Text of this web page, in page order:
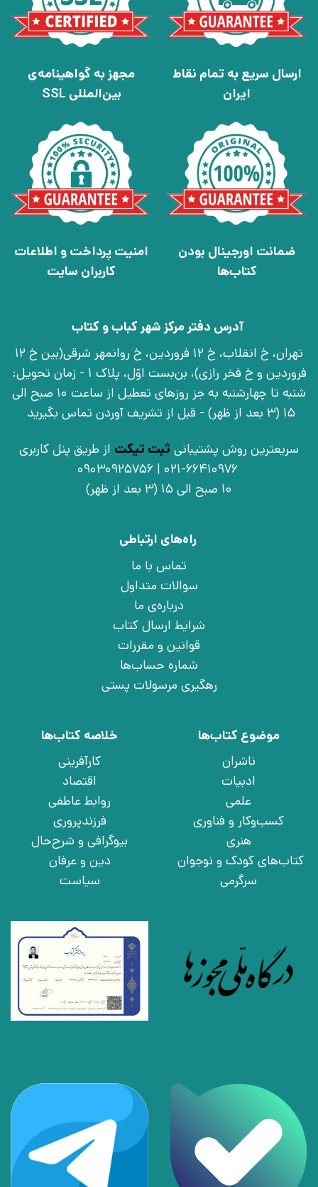
ارسال سریع به تمام نقاط
ایران
مجهز به گواهینامه‌ی
بین‌المللی SSL
ضمانت اورجینال بودن
کتاب‌ها
امنیت پرداخت و اطلاعات
کاربران سایت
آدرس دفتر مرکز شهر کباب و کتاب
تهران، خ انقلاب، خ 12 فروردین، خ روانمهر شرقی(بین خ 12
فروردین و خ فخر رازی)، بن‌بست اوّل، پلاک 1 - زمان تحویل:
شنبه تا چهارشنبه به جز روزهای تعطیل از ساعت 10 صبح الی
15 (3 بعد از ظهر) - قبل از تشریف آوردن تماس بگیرید
سریعترین روش پشتیبانی ثبت تیکت از طریق پنل کاربری
021-66410976 | 09030925756
10 صبح الی 15 (3 بعد از ظهر)
راه‌های ارتباطی
تماس با ما
سوالات متداول
درباره‌ی ما
شرایط ارسال کتاب
قوانین و مقررات
شماره حساب‌ها
رهگیری مرسولات پستی
موضوع کتاب‌ها
ناشران
ادبیات
علمی
کسب‌وکار و فناوری
هنری
کتاب‌های کودک و نوجوان
سرگرمی
خلاصه کتاب‌ها
کارآفرینی
اقتصاد
روابط عاطفی
فرزندپروری
بیوگرافی و شرح‌حال
دین و عرفان
سیاست